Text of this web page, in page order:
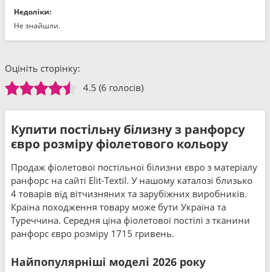
Недоліки:
Не знайшли.
Оцініть сторінку:
4.5 (6 голосів)
Купити постільну білизну з ранфорсу
євро розміру фіолетового кольору
Продаж фіолетової постільної білизни євро з матеріалу
ранфорс на сайті Elit-Textil. У нашому каталозі близько
4 товарів від вітчизняних та зарубіжних виробників.
Країна походження товару може бути Україна та
Туреччина. Середня ціна фіолетової постілі з тканини
ранфорс євро розміру 1715 гривень.
Найпопулярніші моделі 2026 року